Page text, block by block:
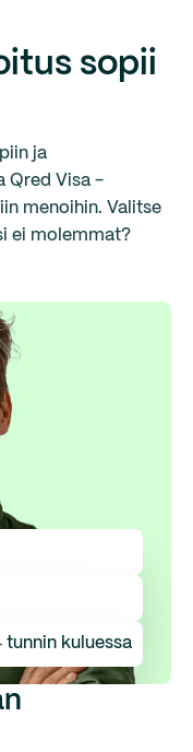
sopii
ja
Qred Visa -
menoihin. Valitse
ei molemmat?
tunnin kuluessa